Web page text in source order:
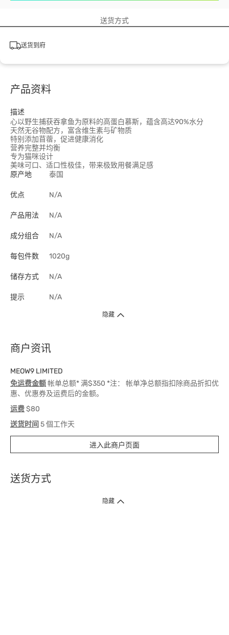
送货方式
送货到府
产品资料
描述
心以野生捕获吞拿鱼为原料的高蛋白慕斯，蕴含高达90%水分
天然无谷物配方，富含维生素与矿物质
特别添加苜蓿，促进健康消化
营养完整并均衡
专为猫咪设计
美味可口、适口性极佳，带来极致用餐满足感
原产地
泰国
优点 N/A
产品用法 N/A
成分组合 N/A
每包件数 1020g
储存方式 N/A
提示 N/A
隐藏
商户资讯
MEOW9 LIMITED
免运费金额帐单总额* 满$350 *注： 帐单净总额指扣除商品折扣优
惠、优惠券及运费后的金额。
运费$80
送货时间 5 個工作天
进入此商户页面
送货方式
1. 送货到府（受卫生署条例规管产品除外 ）
隐藏